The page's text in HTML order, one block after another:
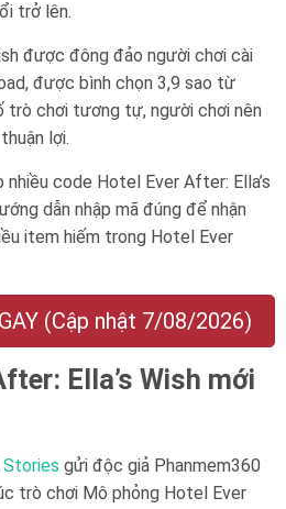
trở lên.
được đông đảo người chơi cài
được bình chọn 3,9 sao từ
trò chơi tương tự, người chơi nên
lợi.
code Hotel Ever After: Ella’s
dẫn nhập mã đúng để nhận
item hiếm trong Hotel Ever
(Cập nhật 7/08/2026)
Ella’s Wish mới
Stories gửi độc giả Phanmem360
trò chơi Mô phỏng Hotel Ever